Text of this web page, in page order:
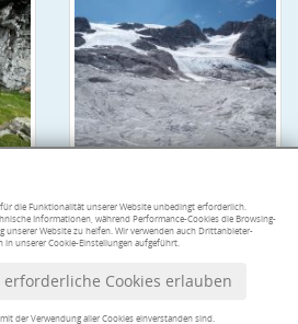
die Funktionalität unserer Website unbedingt erforderlich.
Informationen, während Performance-Cookies die Browsing-
unserer Website zu helfen. Wir verwenden auch Drittanbieter-
in unserer Cookie-Einstellungen aufgeführt.
erforderliche Cookies erlauben
der Verwendung aller Cookies einverstanden sind.